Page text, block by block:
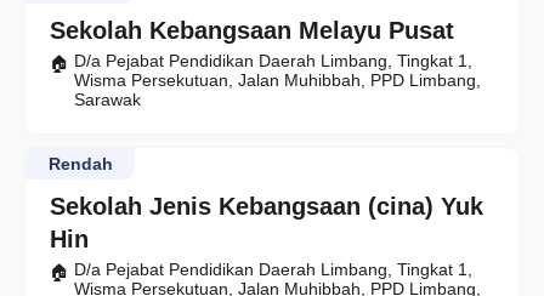
Sekolah Kebangsaan Melayu Pusat
D/a Pejabat Pendidikan Daerah Limbang, Tingkat 1,
Wisma Persekutuan, Jalan Muhibbah, PPD Limbang,
Sarawak
Sekolah Jenis Kebangsaan (cina) Yuk
Hin
Rendah
D/a Pejabat Pendidikan Daerah Limbang, Tingkat 1,
Wisma Persekutuan, Jalan Muhibbah, PPD Limbang,